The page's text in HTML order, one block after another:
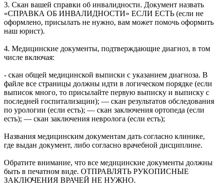
3. Скан вашей справки об инвалидности. Документ назвать
«СПРАВКА ОБ ИНВАЛИДНОСТИ» ЕСЛИ ЕСТЬ (если не
оформлено, присылать не нужно, вам может помочь оформить
наш юрист).
4. Медицинские документы, подтверждающие диагноз, в том
числе включая:
- скан общей медицинской выписки с указанием диагноза. В
файле все страницы должны идти в логическом порядке (если
выписок много, то присылайте первую выписку и выписку с
последней госпитализации); — скан результатов обследования
по урологии (если есть); — скан заключения ортопеда (если
есть); — скан заключения невролога (если есть);
Названия медицинским документам дать согласно клинике,
где выдан документ, либо согласно врачебной дисциплине.
Обратите внимание, что все медицинские документы должны
быть в печатном виде. ОТПРАВЛЯТЬ РУКОПИСНЫЕ
ЗАКЛЮЧЕНИЯ ВРАЧЕЙ НЕ НУЖНО.